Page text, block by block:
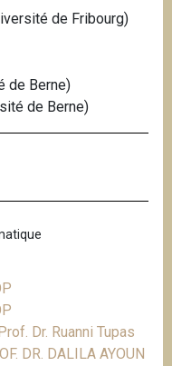
de Fribourg)
de Berne)
de Berne)
Dr. Ruanni Tupas
DR. DALILA AYOUN